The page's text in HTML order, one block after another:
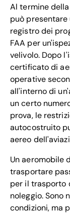
Al termine
può presentare
registro dei
FAA per
velivolo. Dopo
certificato di
operative
all'interno di
un certo
prova, le
autocostruito
aereo
Un aeromobile
trasportare
per il trasporto
noleggio. Sono
condizioni, ma